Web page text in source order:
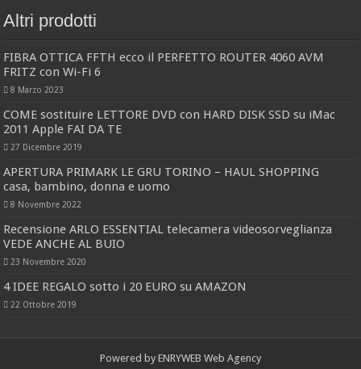
Altri prodotti
FIBRA OTTICA FFTH ecco il PERFETTO ROUTER 4060 AVM
FRITZ con Wi-Fi 6
8 Marzo 2023
COME sostituire LETTORE DVD con HARD DISK SSD su iMac
2011 Apple FAI DA TE
27 Dicembre 2019
APERTURA PRIMARK LE GRU TORINO – HAUL SHOPPING
casa, bambino, donna e uomo
8 Novembre 2022
Recensione ARLO ESSENTIAL telecamera videosorveglianza
VEDE ANCHE AL BUIO
23 Novembre 2020
4 IDEE REGALO sotto i 20 EURO su AMAZON
22 Ottobre 2019
Powered by ENRYWEB Web Agency